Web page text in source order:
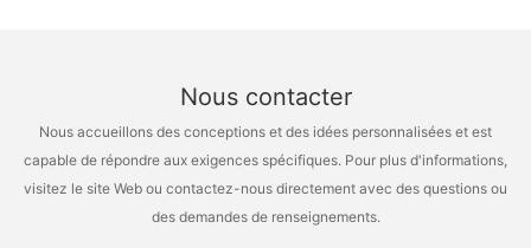
Nous contacter
Nous accueillons des conceptions et des idées personnalisées et est
capable de répondre aux exigences spécifiques. Pour plus d'informations,
visitez le site Web ou contactez-nous directement avec des questions ou
des demandes de renseignements.